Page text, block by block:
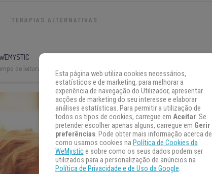
TERAPIAS ALTERNATIVAS
de leitura:
Esta página web utiliza cookies necessários,
estatísticos e de marketing, para melhorar a
experiência de navegação do Utilizador, apresentar
acções de marketing do seu interesse e elaborar
análises estatísticas. Para permitir a utilização de
todos os tipos de cookies, carregue em Aceitar. Se
pretender escolher apenas alguns, carregue em Gerir
preferências. Pode obter mais informação acerca de
como usamos cookies na Política de Cookies da
WeMystice sobre como os seus dados podem ser
utilizados para a personalização de anúncios na
Política de Privacidade e de Uso da Google.